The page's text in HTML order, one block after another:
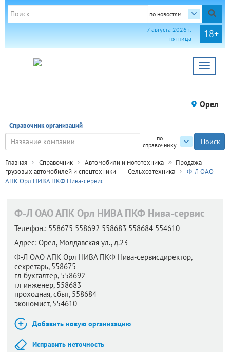
по новостям
18+
7 августа 2026 г.
пятница
Toggle
Орел
Справочник организаций
по
справочнику
Главная Справочник Автомобили и мототехника
Продажа
грузовых автомобилей и спецтехники
Сельхозтехника
Ф-Л ОАО
АПК Орл НИВА ПКФ Нива-сервис
Ф-Л ОАО АПК Орл НИВА ПКФ Нива-сервис
Телефон.: 558675 558692 558683 558684 554610
Адрес: Орел, Молдавская ул., д.23
Ф-Л ОАО АПК Орл НИВА ПКФ Нива-сервисдиректор,
секретарь, 558675
гл бухгалтер, 558692
гл инженер, 558683
проходная, сбыт, 558684
экономист, 554610
Добавить новую организацию
Исправить неточность